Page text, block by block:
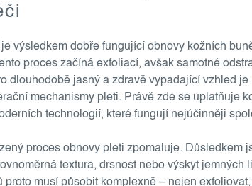
výsledkem dobře fungující obnovy kožních
proces začíná exfoliací, avšak samotné
dlouhodobě jasný a zdravě vypadající vzhled je
mechanismy pleti. Právě zde se uplatňuje
technologií, které fungují nejúčinněji
proces obnovy pleti zpomaluje. Důsledkem
textura, drsnost nebo výskyt jemných
proto musí působit komplexně – nejen